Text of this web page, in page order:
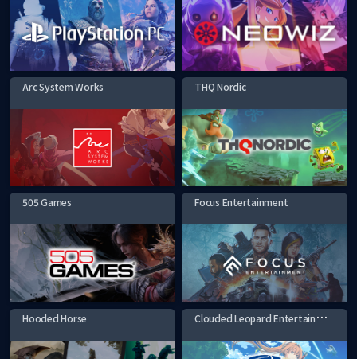
Arc System Works THQ Nordic
505 Games Focus Entertainment
Hooded Horse C
louded Leopard Entertainment